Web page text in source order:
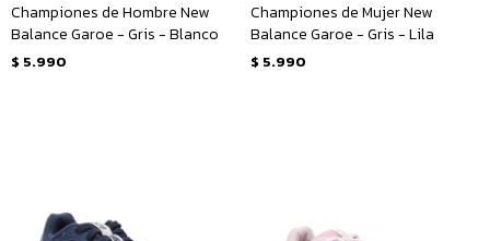
Championes de Hombre New
Balance Garoe - Gris - Blanco
$ 5.990
Championes de Mujer New
Balance Garoe - Gris - Lila
$ 5.990